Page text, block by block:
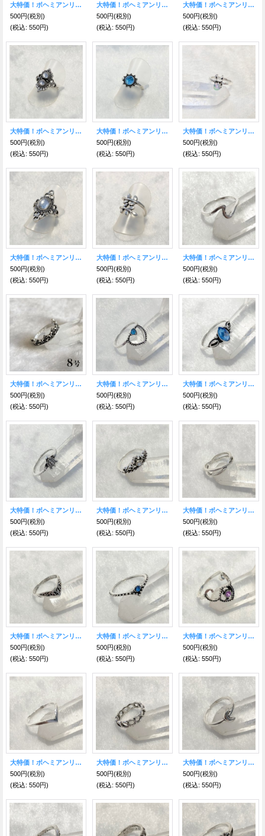
大特価！ボヘミアンリング CCC
500円(税別)
(税込: 550円)
大特価！ボヘミアンリング BBB
500円(税別)
(税込: 550円)
大特価！ボヘミアンリング NNN
500円(税別)
(税込: 550円)
大特価！ボヘミアンリング AAA
500円(税別)
(税込: 550円)
大特価！ボヘミアンリング XX
500円(税別)
(税込: 550円)
大特価！ボヘミアンリング YY
500円(税別)
(税込: 550円)
大特価！ボヘミアンリング VV
500円(税別)
(税込: 550円)
大特価！ボヘミアンリング UU
500円(税別)
(税込: 550円)
大特価！ボヘミアンリング SS
500円(税別)
(税込: 550円)
大特価！ボヘミアンリング QQ
500円(税別)
(税込: 550円)
大特価！ボヘミアンリング RR
500円(税別)
(税込: 550円)
大特価！ボヘミアンリング PP
500円(税別)
(税込: 550円)
大特価！ボヘミアンリング OO
500円(税別)
(税込: 550円)
大特価！ボヘミアンリング MM
500円(税別)
(税込: 550円)
大特価！ボヘミアンリング KK
500円(税別)
(税込: 550円)
大特価！ボヘミアンリング II
500円(税別)
(税込: 550円)
大特価！ボヘミアンリング JJ
500円(税別)
(税込: 550円)
大特価！ボヘミアンリング FF
500円(税別)
(税込: 550円)
大特価！ボヘミアンリング GG
500円(税別)
(税込: 550円)
大特価！ボヘミアンリング EE
500円(税別)
(税込: 550円)
大特価！ボヘミアンリング DD
500円(税別)
(税込: 550円)